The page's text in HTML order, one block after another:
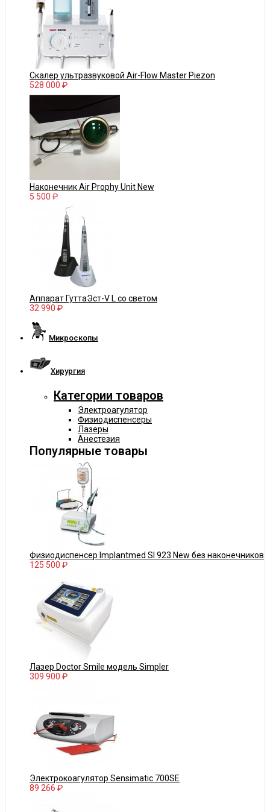
Скалер ультразвуковой Air-Flow Master Piezon
528 000 ₽
Наконечник Air Prophy Unit New
5 500 ₽
Аппарат ГуттаЭст-V L со светом
32 990 ₽
Микроскопы
Хирургия
Категории товаров
Электроагулятор
Физиодиспенсеры
Лазеры
Анестезия
Популярные товары
Физиодиспенсер Implantmed SI 923 New без наконечников
125 500 ₽
Лазер Doctor Smile модель Simpler
309 900 ₽
Электрокоагулятор Sensimatic 700SE
89 266 ₽